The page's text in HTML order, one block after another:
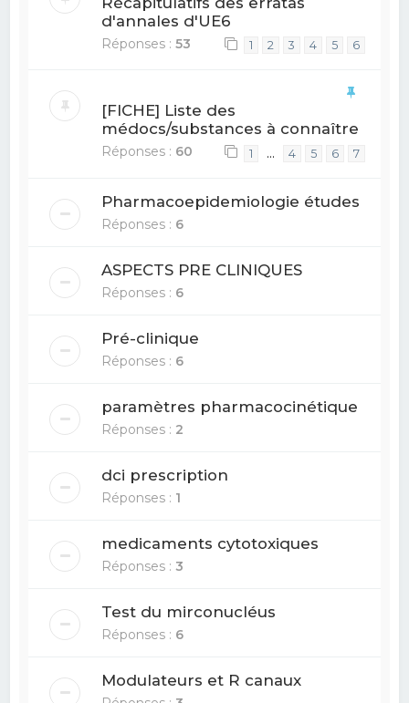
d'annales d'UE6
Réponses :53 1 2 3 4 5 6
[FICHE] Liste des
médocs/substances à connaître
Réponses : 60 1 … 4 5 6 7
Pharmacoepidemiologie études
Réponses : 6
ASPECTS PRE CLINIQUES
Réponses : 6
Pré-clinique
Réponses : 6
paramètres pharmacocinétique
Réponses : 2
dci prescription
Réponses : 1
medicaments cytotoxiques
Réponses :3
Test du mirconucléus
Réponses : 6
Modulateurs et R canaux